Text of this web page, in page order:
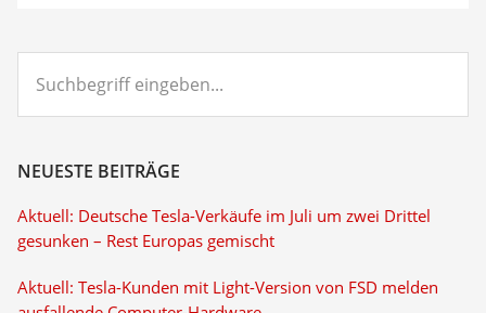
eingeben...
NEUESTE BEITRÄGE
Aktuell: Deutsche Tesla-Verkäufe im Juli um zwei Drittel
gesunken – Rest Europas gemischt
Aktuell: Tesla-Kunden mit Light-Version von FSD melden